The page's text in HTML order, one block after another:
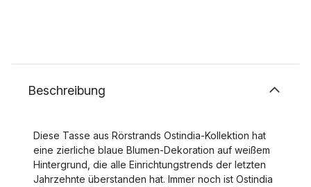
Beschreibung
Diese Tasse aus Rörstrands Ostindia-Kollektion hat
eine zierliche blaue Blumen-Dekoration auf weißem
Hintergrund, die alle Einrichtungstrends der letzten
Jahrzehnte überstanden hat. Immer noch ist Ostindia